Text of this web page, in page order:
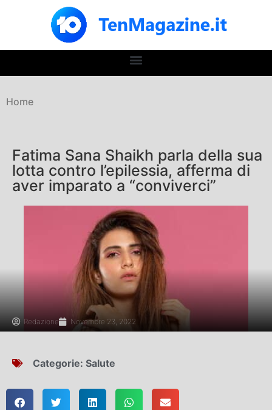
Home
Fatima Sana Shaikh parla della sua
lotta contro l’epilessia, afferma di
aver imparato a “conviverci”
Redazione Novembre 23, 2022
Categorie: Salute